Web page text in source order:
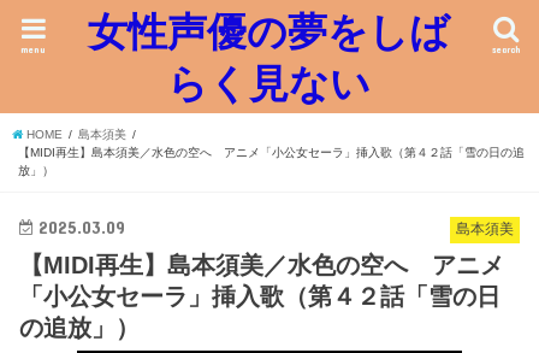
女性声優の夢をしば
らく見ない
search
menu
HOME
島本須美
【MIDI再生】島本須美／水色の空へ アニメ「小公女セーラ」挿入歌（第４２話「雪の日の追
放」）
島本須美
2025.03.09
【MIDI再生】島本須美／水色の空へ アニメ
「小公女セーラ」挿入歌（第４２話「雪の日
の追放」）